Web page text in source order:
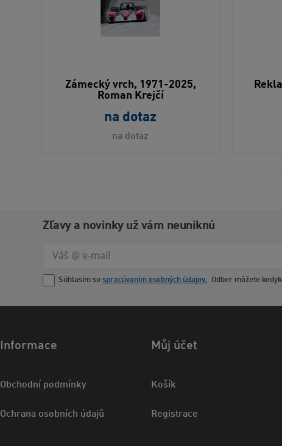
Zámecký vrch, 1971-2025,
Roman Krejčí
na dotaz
na dotaz
Zľavy a novinky už vám neuniknú
Súhlasím so spracúvaním osobných údajov. Odber môžete
Informace
Obchodní podmínky
Ochrana osobních údajů
Můj účet
Košík
Registrace